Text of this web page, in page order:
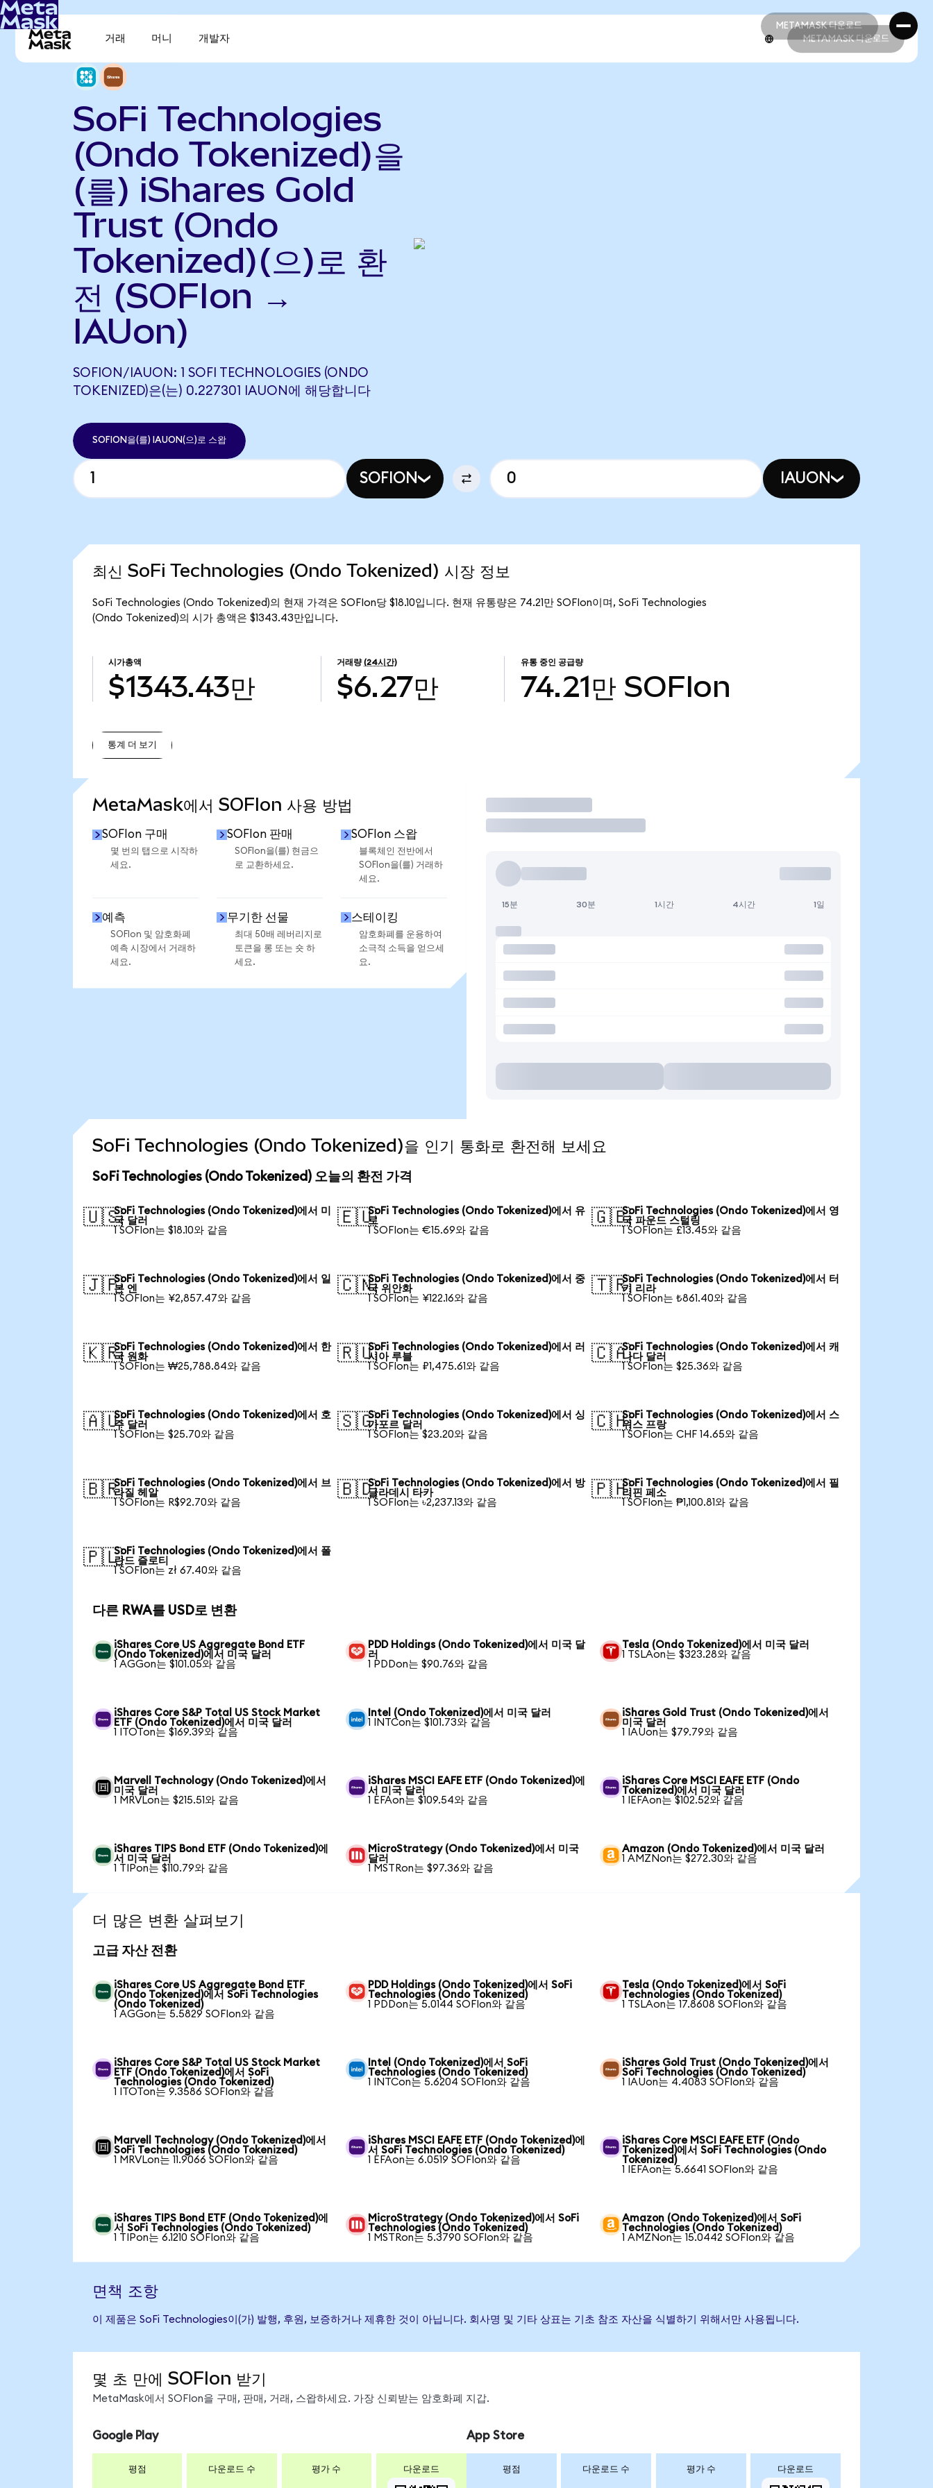
METAMASK 다운로드
METAMASK 다운로드
거래 머니 개발자 METAMASK 다운로드
SoFi Technologies
(Ondo Tokenized)을
(를) iShares Gold
Trust (Ondo
Tokenized)(으)로 환
전 (SOFIon →
IAUon)
SOFION/IAUON: 1 SOFI TECHNOLOGIES (ONDO
TOKENIZED)은(는) 0.227301 IAUON에 해당합니다
SOFION을(를) IAUON(으)로 스왑
SOFION IAUON
최신 SoFi Technologies (Ondo Tokenized) 시장 정보
SoFi Technologies (Ondo Tokenized)의 현재 가격은 SOFIon당 $18.10입니다. 현재 유통량은 74.21만 SOFIon이며, SoFi Technologies
(Ondo Tokenized)의 시가 총액은 $1343.43만입니다.
시가총액
$1343.43만
거래량 (24시간)
$6.27만
유통 중인 공급량
74.21만 SOFIon
통계 더 보기
MetaMask에서 SOFIon 사용 방법
SOFIon 구매
몇 번의 탭으로 시작하
세요.
SOFIon 판매
SOFIon을(를) 현금으
로 교환하세요.
SOFIon 스왑
블록체인 전반에서
SOFIon을(를) 거래하
세요.
예측
SOFIon 및 암호화폐
예측 시장에서 거래하
세요.
무기한 선물
최대 50배 레버리지로
토큰을 롱 또는 숏 하
세요.
스테이킹
암호화폐를 운용하여
소극적 소득을 얻으세
요.
거래
15분 30분 1시간 4시간 1일
SoFi Technologies (Ondo Tokenized)을 인기 통화로 환전해 보세요
SoFi Technologies (Ondo Tokenized) 오늘의 환전 가격
🇺🇸SoFi Technologies (Ondo Tokenized)에서 미
국 달러
1 SOFIon는 $18.10와 같음
🇪🇺SoFi Technologies (Ondo Tokenized)에서 유
로
1 SOFIon는 €15.69와 같음
🇬🇧SoFi Technologies (Ondo Tokenized)에서 영
국 파운드 스털링
1 SOFIon는 £13.45와 같음
🇯🇵SoFi Technologies (Ondo Tokenized)에서 일
본 엔
1 SOFIon는 ¥2,857.47와 같음
🇨🇳SoFi Technologies (Ondo Tokenized)에서 중
국 위안화
1 SOFIon는 ¥122.16와 같음
🇹🇷SoFi Technologies (Ondo Tokenized)에서 터
키 리라
1 SOFIon는 ₺861.40와 같음
🇰🇷SoFi Technologies (Ondo Tokenized)에서 한
국 원화
1 SOFIon는 ₩25,788.84와 같음
🇷🇺SoFi Technologies (Ondo Tokenized)에서 러
시아 루블
1 SOFIon는 ₽1,475.61와 같음
🇨🇦SoFi Technologies (Ondo Tokenized)에서 캐
나다 달러
1 SOFIon는 $25.36와 같음
🇦🇺SoFi Technologies (Ondo Tokenized)에서 호
주 달러
1 SOFIon는 $25.70와 같음
🇸🇬SoFi Technologies (Ondo Tokenized)에서 싱
가포르 달러
1 SOFIon는 $23.20와 같음
🇨🇭SoFi Technologies (Ondo Tokenized)에서 스
위스 프랑
1 SOFIon는 CHF 14.65와 같음
🇧🇷SoFi Technologies (Ondo Tokenized)에서 브
라질 헤알
1 SOFIon는 R$92.70와 같음
🇧🇩SoFi Technologies (Ondo Tokenized)에서 방
글라데시 타카
1 SOFIon는 ৳2,237.13와 같음
🇵🇭SoFi Technologies (Ondo Tokenized)에서 필
리핀 페소
1 SOFIon는 ₱1,100.81와 같음
🇵🇱SoFi Technologies (Ondo Tokenized)에서 폴
란드 즐로티
1 SOFIon는 zł 67.40와 같음
다른 RWA를 USD로 변환
iShares Core US Aggregate Bond ETF
(Ondo Tokenized)에서 미국 달러
1 AGGon는 $101.05와 같음
PDD Holdings (Ondo Tokenized)에서 미국 달
러
1 PDDon는 $90.76와 같음
Tesla (Ondo Tokenized)에서 미국 달러
1 TSLAon는 $323.28와 같음
iShares Core S&P Total US Stock Market
ETF (Ondo Tokenized)에서 미국 달러
1 ITOTon는 $169.39와 같음
Intel (Ondo Tokenized)에서 미국 달러
1 INTCon는 $101.73와 같음
iShares Gold Trust (Ondo Tokenized)에서
미국 달러
1 IAUon는 $79.79와 같음
Marvell Technology (Ondo Tokenized)에서
미국 달러
1 MRVLon는 $215.51와 같음
iShares MSCI EAFE ETF (Ondo Tokenized)에
서 미국 달러
1 EFAon는 $109.54와 같음
iShares Core MSCI EAFE ETF (Ondo
Tokenized)에서 미국 달러
1 IEFAon는 $102.52와 같음
iShares TIPS Bond ETF (Ondo Tokenized)에
서 미국 달러
1 TIPon는 $110.79와 같음
MicroStrategy (Ondo Tokenized)에서 미국
달러
1 MSTRon는 $97.36와 같음
Amazon (Ondo Tokenized)에서 미국 달러
1 AMZNon는 $272.30와 같음
더 많은 변환 살펴보기
고급 자산 전환
iShares Core US Aggregate Bond ETF
(Ondo Tokenized)에서 SoFi Technologies
(Ondo Tokenized)
1 AGGon는 5.5829 SOFIon와 같음
PDD Holdings (Ondo Tokenized)에서 SoFi
Technologies (Ondo Tokenized)
1 PDDon는 5.0144 SOFIon와 같음
Tesla (Ondo Tokenized)에서 SoFi
Technologies (Ondo Tokenized)
1 TSLAon는 17.8608 SOFIon와 같음
iShares Core S&P Total US Stock Market
ETF (Ondo Tokenized)에서 SoFi
Technologies (Ondo Tokenized)
1 ITOTon는 9.3586 SOFIon와 같음
Intel (Ondo Tokenized)에서 SoFi
Technologies (Ondo Tokenized)
1 INTCon는 5.6204 SOFIon와 같음
iShares Gold Trust (Ondo Tokenized)에서
SoFi Technologies (Ondo Tokenized)
1 IAUon는 4.4083 SOFIon와 같음
Marvell Technology (Ondo Tokenized)에서
SoFi Technologies (Ondo Tokenized)
1 MRVLon는 11.9066 SOFIon와 같음
iShares MSCI EAFE ETF (Ondo Tokenized)에
서 SoFi Technologies (Ondo Tokenized)
1 EFAon는 6.0519 SOFIon와 같음
iShares Core MSCI EAFE ETF (Ondo
Tokenized)에서 SoFi Technologies (Ondo
Tokenized)
1 IEFAon는 5.6641 SOFIon와 같음
iShares TIPS Bond ETF (Ondo Tokenized)에
서 SoFi Technologies (Ondo Tokenized)
1 TIPon는 6.1210 SOFIon와 같음
MicroStrategy (Ondo Tokenized)에서 SoFi
Technologies (Ondo Tokenized)
1 MSTRon는 5.3790 SOFIon와 같음
Amazon (Ondo Tokenized)에서 SoFi
Technologies (Ondo Tokenized)
1 AMZNon는 15.0442 SOFIon와 같음
면책 조항
이 제품은 SoFi Technologies이(가) 발행, 후원, 보증하거나 제휴한 것이 아닙니다. 회사명 및 기타 상표는 기초 참조 자산을 식별하기 위해서만 사용됩니다.
몇 초 만에 SOFIon 받기
MetaMask에서 SOFIon을 구매, 판매, 거래, 스왑하세요. 가장 신뢰받는 암호화폐 지갑.
Google Play
평점 다운로드 수 평가 수 다운로드
App Store
평점 다운로드 수 평가 수 다운로드